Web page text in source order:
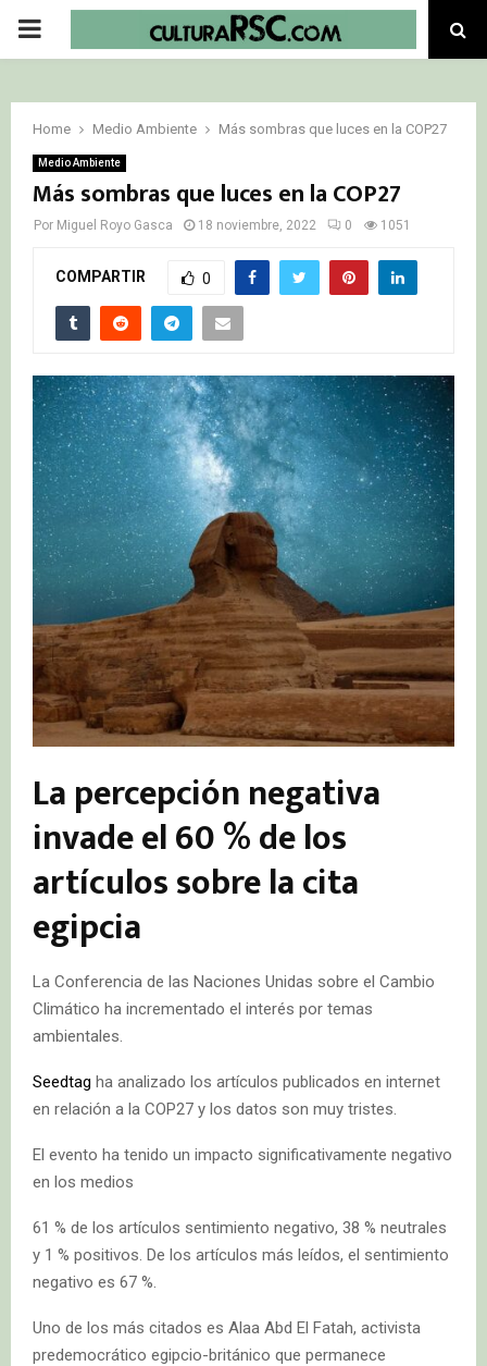
PRIMARY
Home Medio Ambiente Más sombras que luces en la COP27
Medio Ambiente
Más sombras que luces en la COP27
Por Miguel Royo Gasca 18 noviembre, 2022 0 1051
COMPARTIR 0
La percepción negativa
invade el 60 % de los
artículos sobre la cita
egipcia
La Conferencia de las Naciones Unidas sobre el Cambio
Climático ha incrementado el interés por temas
ambientales.
Seedtag ha analizado los artículos publicados en internet
en relación a la COP27 y los datos son muy tristes.
El evento ha tenido un impacto significativamente negativo
en los medios
61 % de los artículos sentimiento negativo, 38 % neutrales
y 1 % positivos. De los artículos más leídos, el sentimiento
negativo es 67 %.
Uno de los más citados es Alaa Abd El Fatah, activista
predemocrático egipcio-británico que permanece